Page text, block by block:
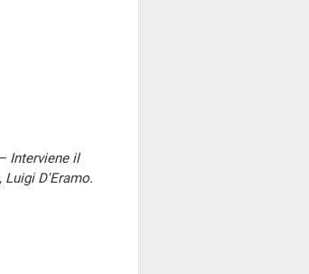
Interviene il
D'Eramo.